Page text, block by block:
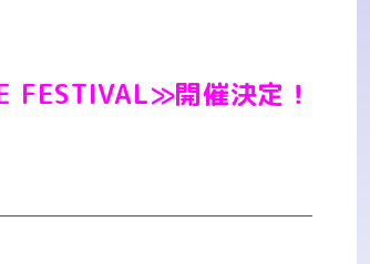
開催決定！